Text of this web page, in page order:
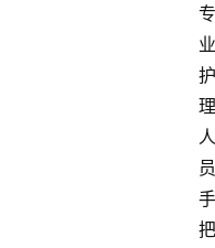
专
业
护
理
人
员
手
把